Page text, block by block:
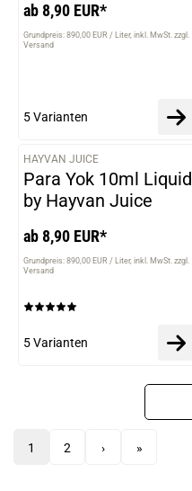
ab 8,90 EUR*
Grundpreis: 890,00 EUR / Liter inkl. MwSt. zzgl.
Versand
5 Varianten
VARIANTEN
HAYVAN JUICE
Para Yok 10ml Liquid
by Hayvan Juice
ab 8,90 EUR*
Grundpreis: 890,00 EUR / Liter inkl. MwSt. zzgl.
Versand
5 Varianten
1 2 › »